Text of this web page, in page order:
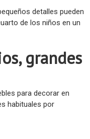
detalles pueden
de los niños en un
grandes
para decorar en
habituales por